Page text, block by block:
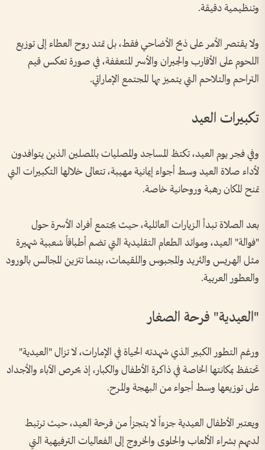
وتنظيمية دقيقة.
ولا يقتصر الأمر على ذبح الأضاحي فقط، بل تمتد روح العطاء إلى توزيع
اللحوم على الأقارب والجيران والأسر المتعففة، في صورة تعكس قيم
التراحم والتلاحم التي يتميز بها المجتمع الإماراتي.
تكبيرات العيد
وفي فجر يوم العيد، تكتظ المساجد والمصليات بالمصلين الذين يتوافدون
لأداء صلاة العيد وسط أجواء إيمانية مهيبة، تتعالى خلالها التكبيرات التي
تمنح المكان رهبة وروحانية خاصة.
بعد الصلاة تبدأ الزيارات العائلية، حيث يجتمع أفراد الأسرة حول
"فوالة" العيد، وموائد الطعام التقليدية التي تضم أطباقاً شعبية شهيرة
مثل الهريس والثريد والمجبوس واللقيمات، بينما تتزين المجالس بالورود
والعطور العربية.
"العيدية" فرحة الصغار
ورغم التطور الكبير الذي شهدته الحياة في الإمارات، لا تزال "العيدية"
تحتفظ بمكانتها الخاصة في ذاكرة الأطفال والكبار، إذ يحرص الآباء والأجداد
على توزيعها وسط أجواء من البهجة والمرح.
ويعتبر الأطفال العيدية جزءاً لا يتجزأ من فرحة العيد، حيث ترتبط
لديهم بشراء الألعاب والحلوى والخروج إلى الفعاليات الترفيهية التي